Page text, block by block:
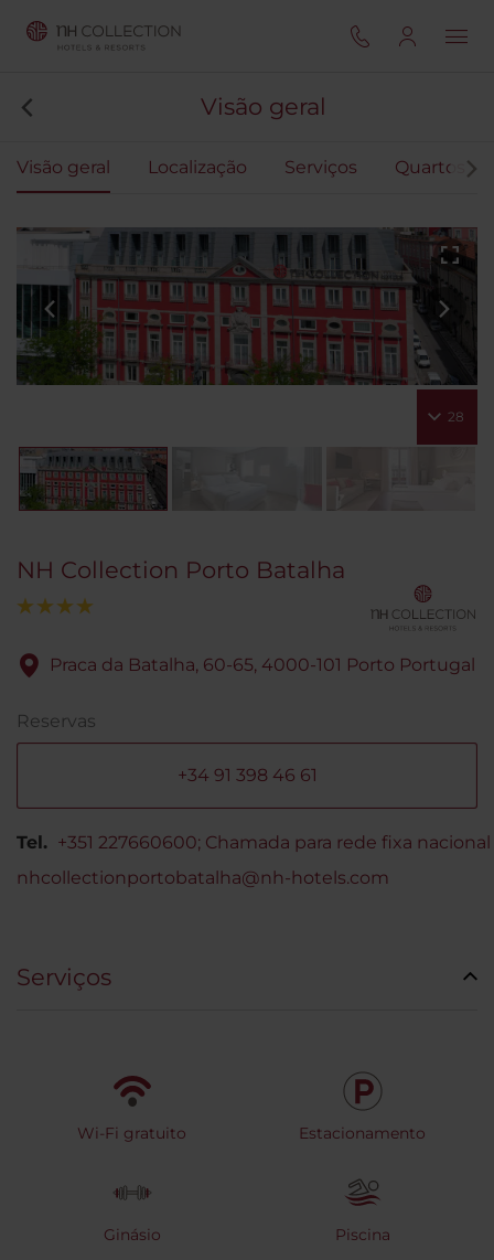
Visão geral
Visão geral Localização Serviços Quartos
28
NH Collection Porto Batalha
Praca da Batalha, 60-65, 4000-101 Porto Portugal
Reservas
+34 91 398 46 61
Tel. +351 227660600; Chamada para rede fixa nacional
nhcollectionportobatalha@nh-hotels.com
Serviços
Wi-Fi gratuito Estacionamento
Ginásio Piscina